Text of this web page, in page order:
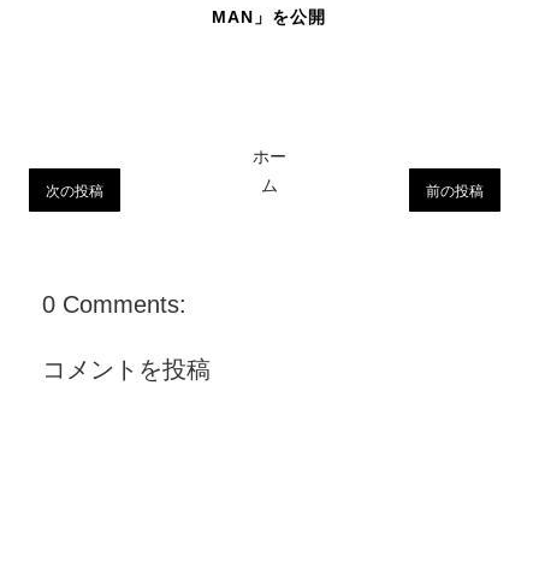
MAN」を公開
次の投稿 前の投稿
ホー
ム
0 Comments:
コメントを投稿